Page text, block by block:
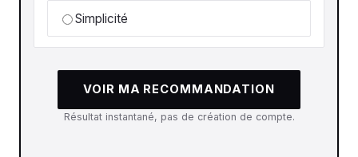
Simplicité
VOIR MA RECOMMANDATION
Résultat instantané, pas de création de compte.